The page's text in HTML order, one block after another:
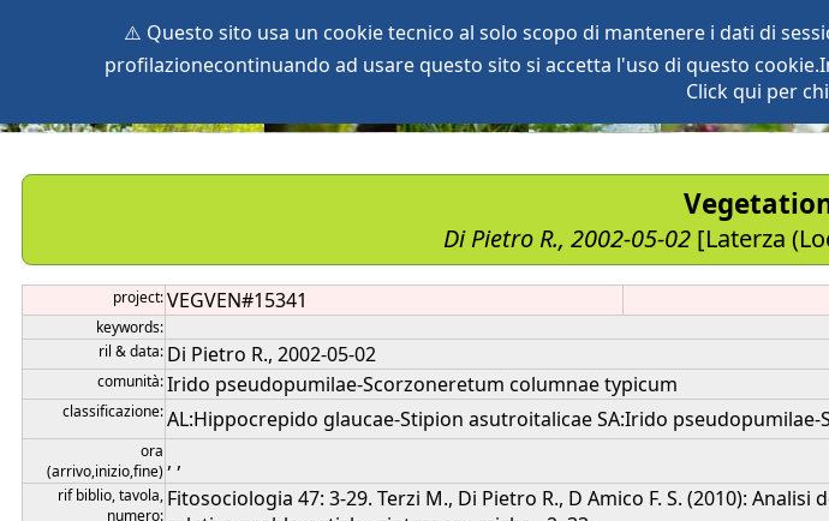
⚠️ Questo sito usa un cookie tecnico al solo scopo di mantenere i dati di
profilazionecontinuando ad usare questo sito si accetta l'uso di questo
Click qui per
Di Pietro R., 2002-05-02 [Laterza
project:VEGVEN#15341
keywords:
ril & data: Di Pietro R., 2002-05-02
comunità:Irido pseudopumilae-Scorzoneretum columnae typicum
classificazione:AL:Hippocrepido glaucae-Stipion asutroitalicae SA:Irido
ora
(arrivo,inizio,fine) , ,
rif biblio, tavola,
numero:
Fitosociologia 47: 3-29. Terzi M., Di Pietro R., D Amico F. S. (2010):